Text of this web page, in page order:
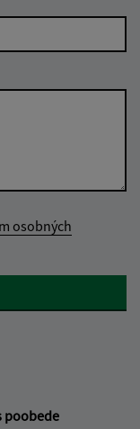
osobných
poobede